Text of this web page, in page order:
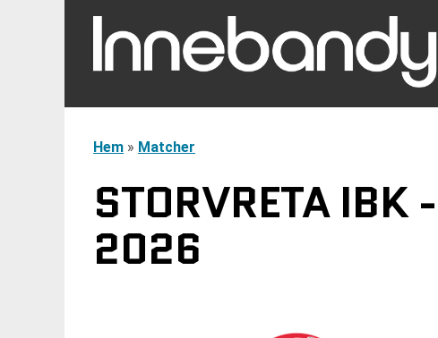
Hem » Matcher
STORVRETA IBK
2026